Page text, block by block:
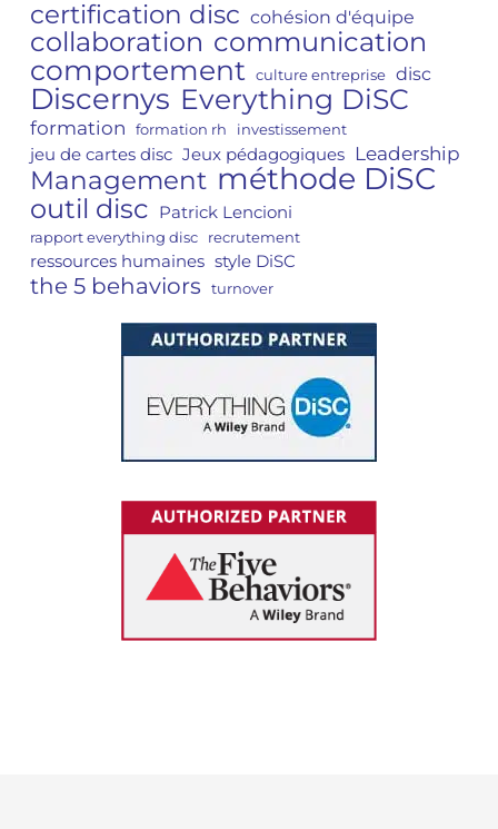
certification disc cohésion d'équipe
collaboration communication
comportement culture entreprise disc
Discernys Everything DiSC
formation formation rh investissement
jeu de cartes disc Jeux pédagogiques Leadership
Management méthode DiSC
outil disc Patrick Lencioni
rapport everything disc recrutement
ressources humaines style DiSC
the 5 behaviors turnover